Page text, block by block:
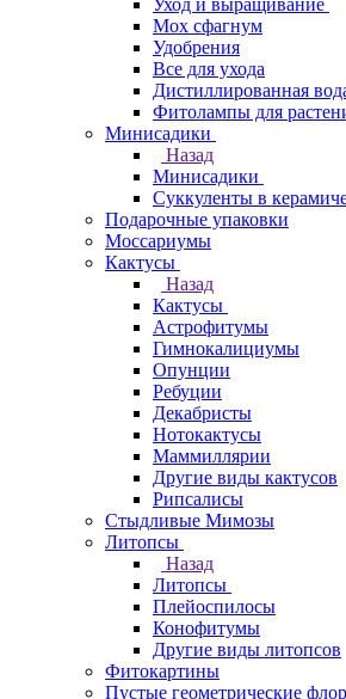
Уход и выращивание
Мох сфагнум
Удобрения
Все для ухода
Дистиллированная
Фитолампы для
Минисадики
Назад
Минисадики
Суккуленты в
Подарочные упаковки
Моссариумы
Кактусы
Назад
Кактусы
Астрофитумы
Гимнокалициумы
Опунции
Ребуции
Декабристы
Нотокактусы
Маммиллярии
Другие виды кактусов
Рипсалисы
Стыдливые Мимозы
Литопсы
Назад
Литопсы
Плейоспилосы
Конофитумы
Другие виды литопсов
Фитокартины
Пустые геометрические